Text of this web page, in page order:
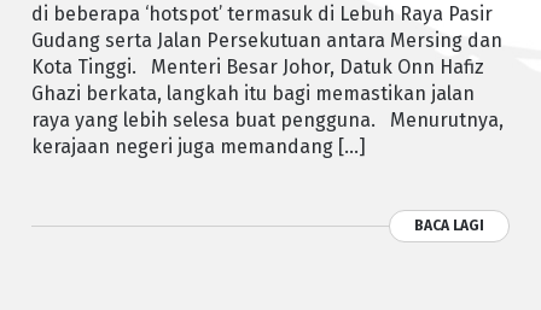
di beberapa ‘hotspot’ termasuk di Lebuh Raya Pasir
Gudang serta Jalan Persekutuan antara Mersing dan
Kota Tinggi. Menteri Besar Johor, Datuk Onn Hafiz
Ghazi berkata, langkah itu bagi memastikan jalan
raya yang lebih selesa buat pengguna. Menurutnya,
kerajaan negeri juga memandang […]
BACA LAGI